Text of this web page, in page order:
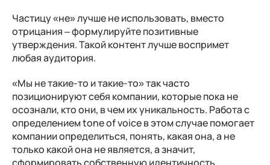
Частицу «не» лучше не использовать, вместо
отрицания – формулируйте позитивные
утверждения. Такой контент лучше воспримет
любая аудитория.
«Мы не такие-то и такие-то» так часто
позиционируют себя компании, которые пока не
осознали, кто они, в чем их уникальность. Работа с
определением tone of voice в этом случае помогает
компании определиться, понять, какая она, а не
только какой она не является, а значит,